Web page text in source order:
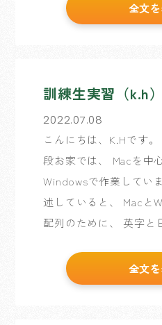
全文
訓練生実習（k.h
2022.07.08
こんにちは、K.Hです
段お家では、 Macを中
Windowsで作業してい
述していると、 Macと
配列のために、 英字
全文